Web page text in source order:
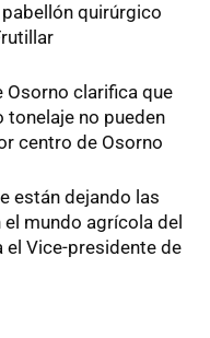
quirúrgico
Osorno clarifica que
tonelaje no pueden
centro de Osorno
están dejando las
mundo agrícola del
el Vice-presidente de